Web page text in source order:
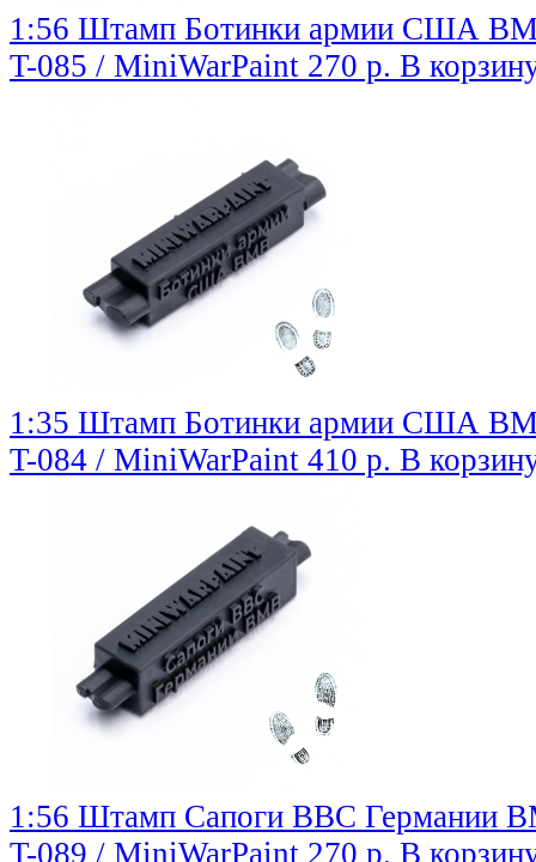
1:56 Штамп Ботинки армии США
T-085 / MiniWarPaint 270 р. В
1:35 Штамп Ботинки армии США
T-084 / MiniWarPaint 410 р. В
1:56 Штамп Сапоги ВВС Германии
T-089 / MiniWarPaint 270 р. В